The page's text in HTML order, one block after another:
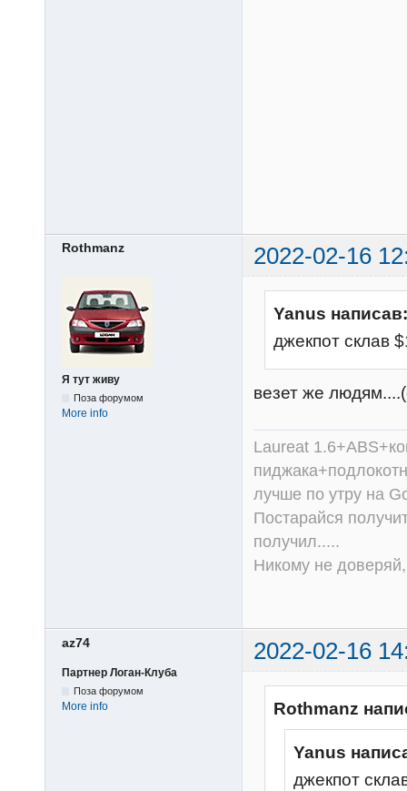
Rothmanz 2022-02-16
Я тут живу
Поза форумом
More info
Yanus написав:
джекпот cклав
везет же
Laureat
лучше по утру на
Постарайся
получил.....
Никому не
az74 2022-02-16
Партнер Логан-Клуба
Поза форумом
More info Rothmanz
Yanus
джекпот